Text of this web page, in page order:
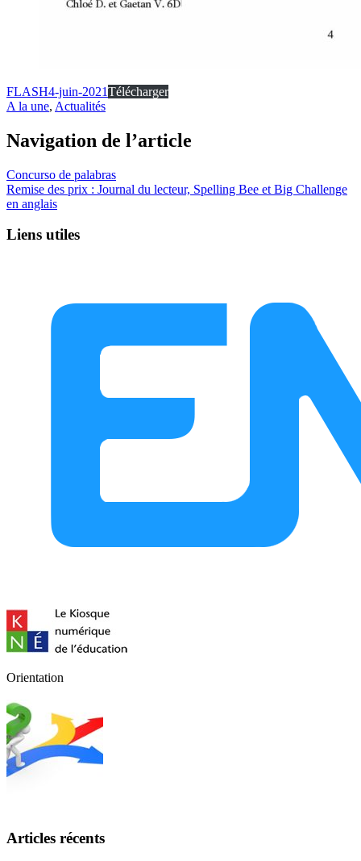
FLASH4-juin-2021Télécharger
A la une, Actualités
Navigation de l’article
Concurso de palabras
Remise des prix : Journal du lecteur, Spelling Bee et Big Challenge
en anglais
Liens utiles
Orientation
Articles récents